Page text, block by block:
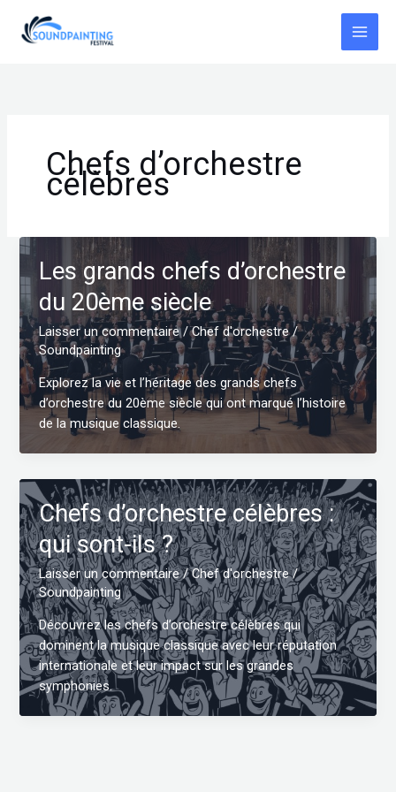
contenu
Chefs d’orchestre
célèbres
Les grands chefs d’orchestre
du 20ème siècle
Laisser un commentaire /Chef d'orchestre/
Soundpainting
Explorez la vie et l’héritage des grands chefs
d’orchestre du 20ème siècle qui ont marqué l’histoire
de la musique classique.
Chefs d’orchestre célèbres :
qui sont-ils ?
Laisser un commentaire /Chef d'orchestre/
Soundpainting
Découvrez les chefs d’orchestre célèbres qui
dominent la musique classique avec leur réputation
internationale et leur impact sur les grandes
symphonies.